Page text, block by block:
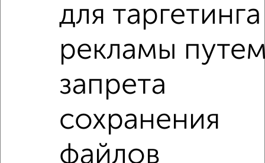
3‑комнатные квартиры
Советский район микрорайон Первое Мая
на улице ЖК Май не первый этаж
с центральным отоплением Вторичное жилье
в панельном доме с раздельным санузлом
для таргетинга
рекламы
запрета
сохранения
файлов